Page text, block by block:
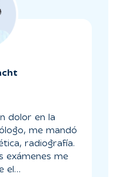
dolor en la
me mandó
radiografía.
exámenes me
el…